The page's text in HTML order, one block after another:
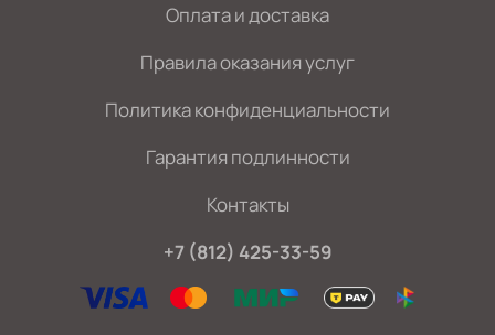
Оплата и доставка
Правила оказания услуг
Политика конфиденциальности
Гарантия подлинности
Контакты
+7 (812) 425-33-59